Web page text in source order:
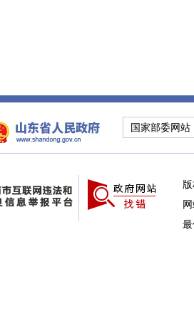
国家部委网站